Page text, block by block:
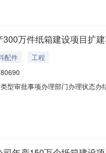
万件纸箱建设项目扩
配件
工程
型审批事项办理部门办理状态